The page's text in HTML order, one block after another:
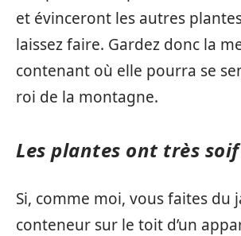
et évinceront les autres
laissez faire. Gardez donc la
contenant où elle pourra se
roi de la montagne.
Les plantes ont très soif
Si, comme moi, vous faites du
conteneur sur le toit d’un